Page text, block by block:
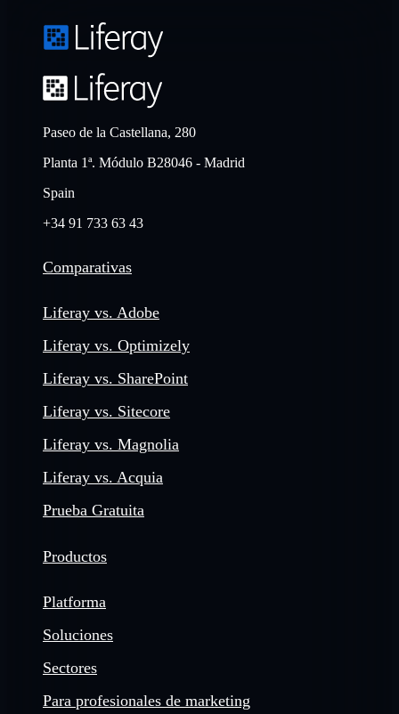
Paseo de la Castellana, 280
Planta 1ª. Módulo B28046 - Madrid
Spain
+34 91 733 63 43
Comparativas
Liferay vs. Adobe
Liferay vs. Optimizely
Liferay vs. SharePoint
Liferay vs. Sitecore
Liferay vs. Magnolia
Liferay vs. Acquia
Prueba Gratuita
Productos
Platforma
Soluciones
Sectores
Para profesionales de marketing